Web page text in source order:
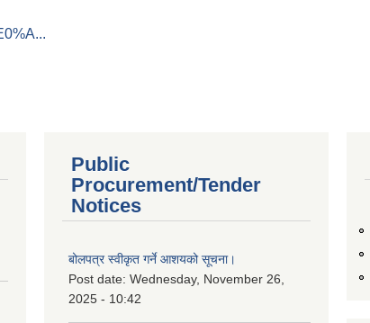
Public
Procurement/Tender
Notices
बोलपत्र स्वीकृत गर्ने आशयको सूचना।
Post date: Wednesday, November 26,
2025 - 10:42